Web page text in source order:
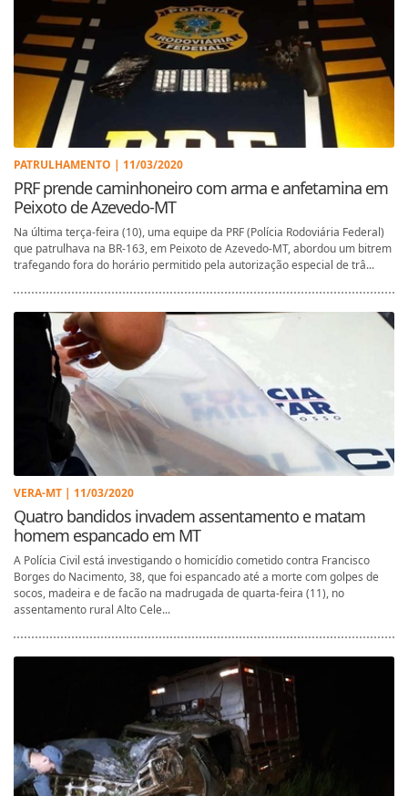
PATRULHAMENTO | 11/03/2020
PRF prende caminhoneiro com arma e anfetamina em
Peixoto de Azevedo-MT
Na última terça-feira (10), uma equipe da PRF (Polícia Rodoviária Federal)
que patrulhava na BR-163, em Peixoto de Azevedo-MT, abordou um bitrem
trafegando fora do horário permitido pela autorização especial de trâ...
VERA-MT | 11/03/2020
Quatro bandidos invadem assentamento e matam
homem espancado em MT
A Polícia Civil está investigando o homicídio cometido contra Francisco
Borges do Nacimento, 38, que foi espancado até a morte com golpes de
socos, madeira e de facão na madrugada de quarta-feira (11), no
assentamento rural Alto Cele...